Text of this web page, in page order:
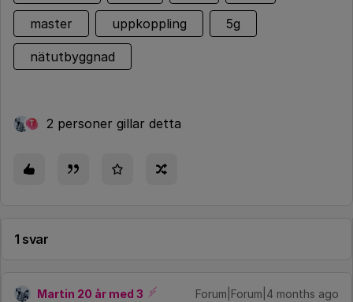
master uppkoppling 5g
nätutbyggnad
T 2 personer gillar detta
1 svar
Martin 20 år med 3 Forum|Forum|4 months ago